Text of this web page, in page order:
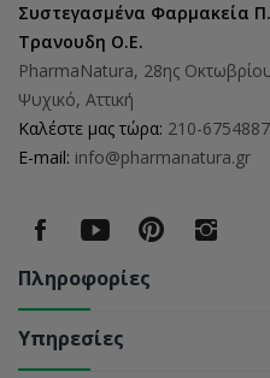
Συστεγασμένα Φαρμακεία
Τρανουδη Ο.Ε.
PharmaNatura, 28ης
Ψυχικό, Αττική
Καλέστε μας τώρα: 210-6754887
E-mail: info@pharmanatura.gr
Πληροφορίες
Υπηρεσίες